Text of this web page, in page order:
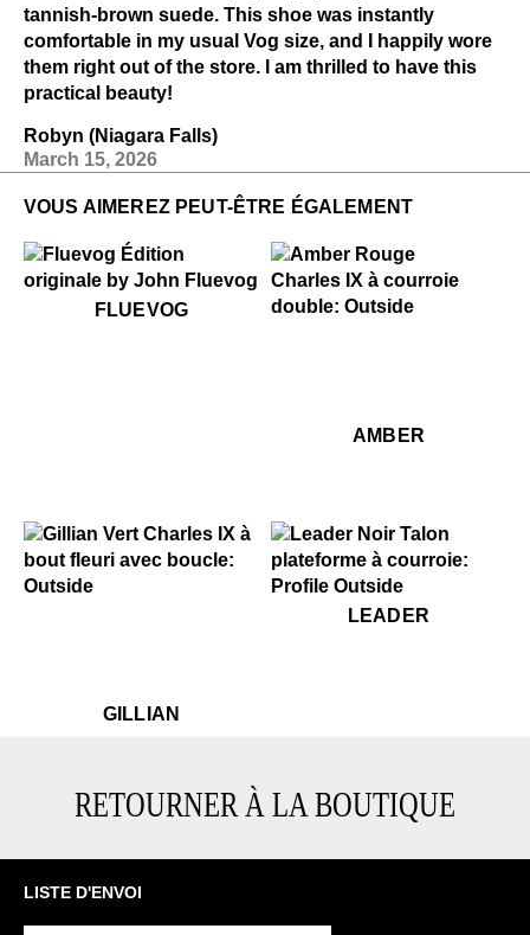
tannish-brown suede. This shoe was instantly
comfortable in my usual Vog size, and I happily wore
them right out of the store. I am thrilled to have this
practical beauty!
Robyn (Niagara Falls)
March 15, 2026
VOUS AIMEREZ PEUT-ÊTRE ÉGALEMENT
FluevogFLUEVOG
AMBER
GILLIAN
LEADER
RETOURNER À LA BOUTIQUE
LISTE D'ENVOI